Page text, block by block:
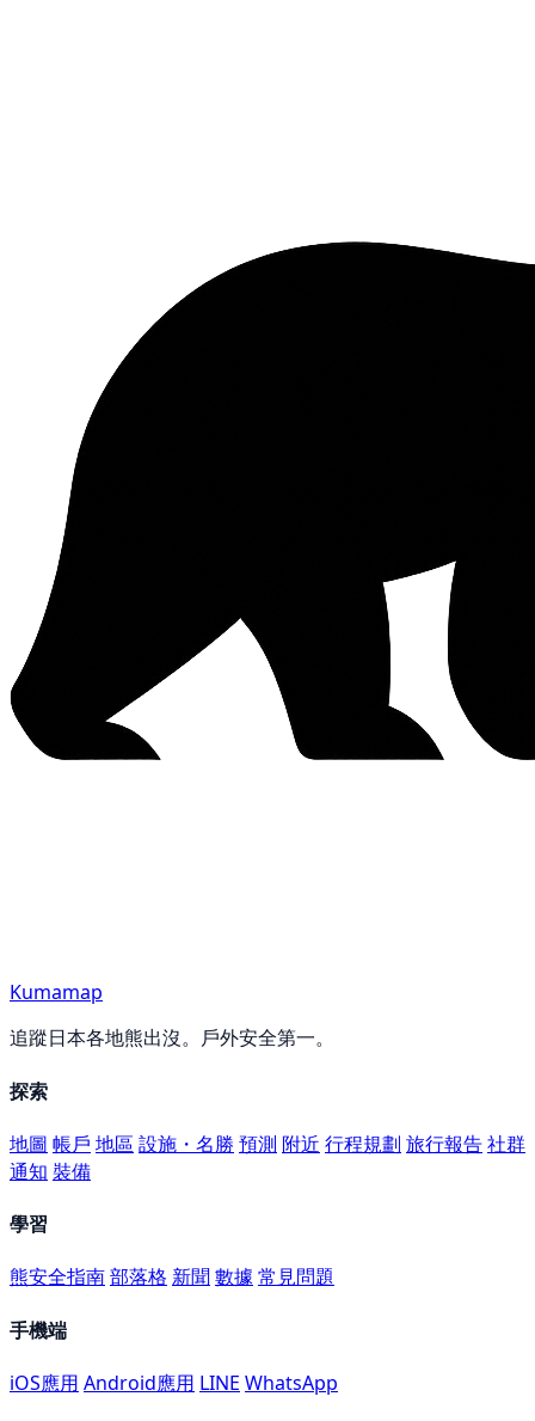
Kumamap
追蹤日本各地熊出沒。戶外安全第一。
探索
地圖 帳戶 地區 設施・名勝 預測 附近 行程規劃 旅行報告社群
通知 裝備
學習
熊安全指南部落格 新聞數據 常見問題
手機端
iOS應用 Android應用 LINE WhatsApp